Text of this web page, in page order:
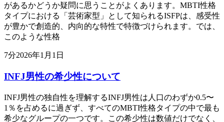
があるかどうか疑問に思うことがよくあります。MBTI性格
タイプにおける「芸術家型」として知られるISFPは、感受性
が豊かで創造的、内向的な特性で特徴づけられます。では、
このような性格
7分2026年1月1日
INFJ男性の希少性について
INFJ男性の独自性を理解するINFJ男性は人口のわずか0.5〜
1％を占めるに過ぎず、すべてのMBTI性格タイプの中で最も
希少なグループの一つです。この希少性は数値だけでなく、